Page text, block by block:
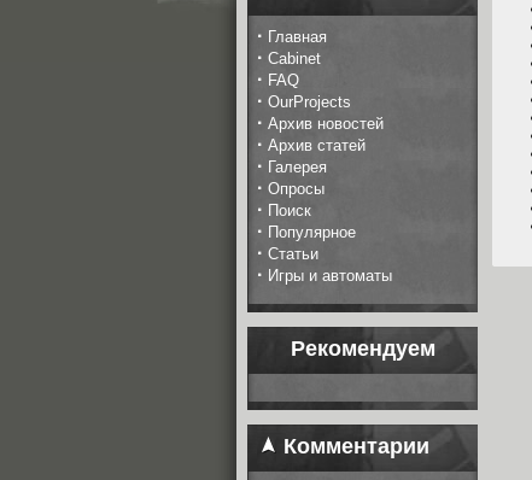
· Главная
· Cabinet
· FAQ
· OurProjects
· Архив новостей
· Архив статей
· Галерея
· Опросы
· Поиск
· Популярное
· Статьи
· Игры и автоматы
Рекомендуем
Комментарии